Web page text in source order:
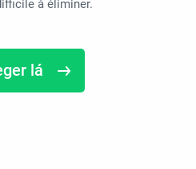
à éliminer.
lá